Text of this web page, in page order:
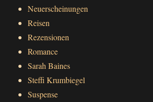
Neuerscheinungen
Reisen
Rezensionen
Romance
Sarah Baines
Steffi Krumbiegel
Suspense